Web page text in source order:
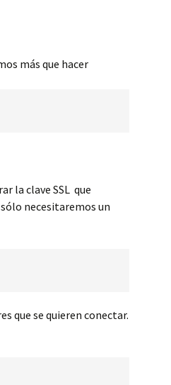
más que hacer
la clave SSL que
necesitaremos un
que se quieren conectar.